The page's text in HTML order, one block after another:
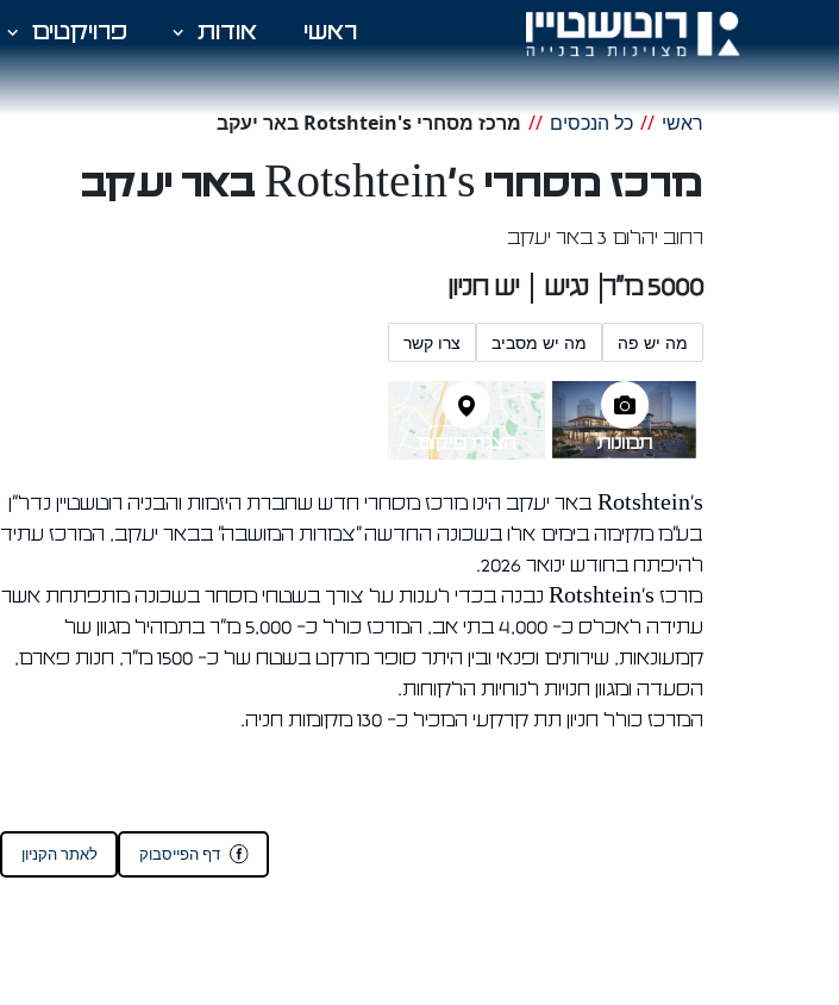
ראשי אודות פרויקטים
ראשי // כל הנכסים // מרכז מסחרי Rotshtein's באר יעקב
מרכז מסחרי Rotshtein's באר יעקב
רחוב יהלום 3 באר יעקב
5000 מ"ר נגיש יש חניון
מה יש פה מה יש מסביב צרו קשר
תמונות הצגת מיקום
Rotshtein's באר יעקב הינו מרכז מסחרי חדש שחברת היזמות והבניה רוטשטיין נדל"ן
בע"מ מקימה בימים אלו בשכונה החדשה "צמרות המושבה" בבאר יעקב, המרכז עתיד
להיפתח בחודש ינואר 2026.
מרכז Rotshtein's נבנה בכדי לענות על צורך בשטחי מסחר בשכונה מתפתחת אשר
עתידה לאכלס כ- 4,000 בתי אב, המרכז כולל כ- 5,000 מ"ר בתמהיל מגוון של
קמעונאות, שירותים ופנאי ובין היתר סופר מרקט בשטח של כ- 1500 מ"ר, חנות פארם,
הסעדה ומגוון חנויות לנוחיות הלקוחות.
המרכז כולל חניון תת קרקעי המכיל כ- 130 מקומות חניה.
דף הפייסבוק לאתר הקניון